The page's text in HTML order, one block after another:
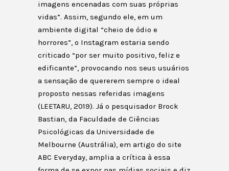
imagens encenadas com suas próprias
vidas”. Assim, segundo ele, em um
ambiente digital “cheio de ódio e
horrores”, o Instagram estaria sendo
criticado “por ser muito positivo, feliz e
edificante”, provocando nos seus usuários
a sensação de quererem sempre o ideal
proposto nessas referidas imagens
(LEETARU, 2019). Já o pesquisador Brock
Bastian, da Faculdade de Ciências
Psicológicas da Universidade de
Melbourne (Austrália), em artigo do site
ABC Everyday, amplia a crítica à essa